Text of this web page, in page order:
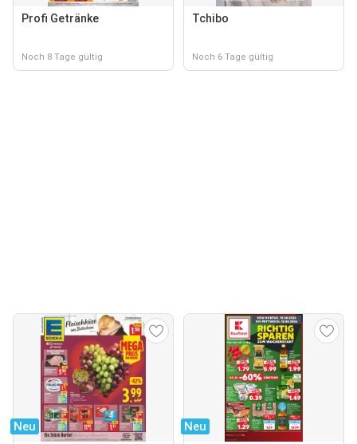
Profi Getränke
Noch 8 Tage gültig
Tchibo
Noch 6 Tage gültig
Neu Neu